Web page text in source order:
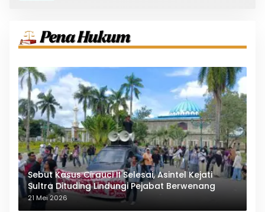
Sebut Kasus Cirauci II Selesai, Asintel Kejati
Sultra Dituding Lindungi Pejabat Berwenang
21 Mei 2026